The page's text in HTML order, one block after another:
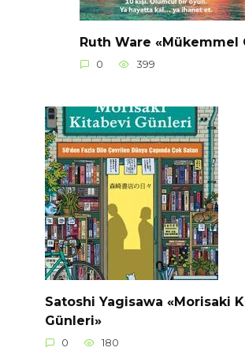
Ruth Ware «Mükemmel
0 399
Satoshi Yagisawa «Morisaki
Günleri»
0 180